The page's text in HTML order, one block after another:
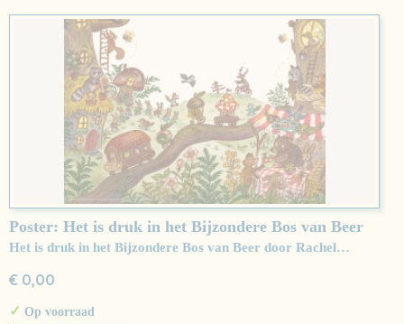
Poster: Het is druk in het Bijzondere Bos van Beer
Het is druk in het Bijzondere Bos van Beer door Rachel…
€ 0,00
✓ Op voorraad